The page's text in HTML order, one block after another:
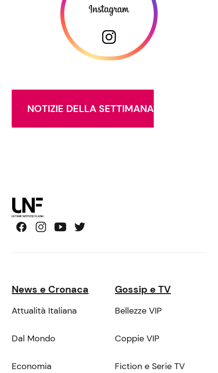
NOTIZIE DELLA SETTIMANA
News e Cronaca
Attualità Italiana
Dal Mondo
Economia
Gossip e TV
Bellezze VIP
Coppie VIP
Fiction e Serie TV